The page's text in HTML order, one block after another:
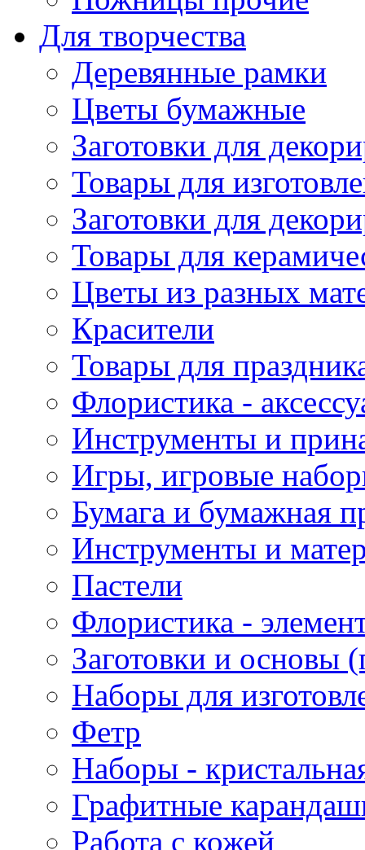
Для творчества
Деревянные рамки
Цветы бумажные
Заготовки для
Товары для
Заготовки для
Товары для
Цветы из разных
Красители
Товары для
Флористика -
Инструменты и
Игры, игровые
Бумага и бумажная
Инструменты и
Пастели
Флористика -
Заготовки и основы
Наборы для
Фетр
Наборы -
Графитные
Работа с кожей